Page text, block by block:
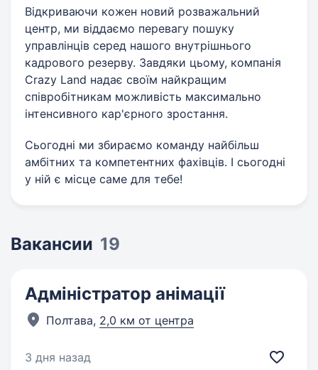
Відкриваючи кожен новий розважальний
центр, ми віддаємо перевагу пошуку
управлінців серед нашого внутрішнього
кадрового резерву. Завдяки цьому, компанія
Crazy Land надає своїм найкращим
співробітникам можливість максимально
інтенсивного кар'єрного зростання.
Сьогодні ми збираємо команду найбільш
амбітних та компетентних фахівців. І сьогодні
у ній є місце саме для тебе!
Вакансии 19
Адміністратор анімації
Полтава, 2,0 км от центра
3 дня назад